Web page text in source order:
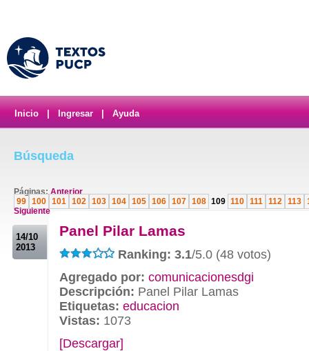
Inicio Ingresar Ayuda
Búsqueda
Páginas:Anterior
99 100 101 102 103 104 105 106 107 108 109 110 111 112 113
Siguiente
14/10
2013
.
Panel Pilar Lamas
Ranking: 3.1/5.0 (48 votos)
Agregado por: comunicacionesdgi
Descripción: Panel Pilar Lamas
Etiquetas: educacion
Vistas: 1073
[Descargar]